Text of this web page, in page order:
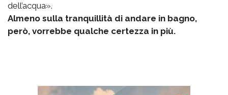
dell’acqua».
Almeno sulla tranquillità di andare in bagno,
però, vorrebbe qualche certezza in più.